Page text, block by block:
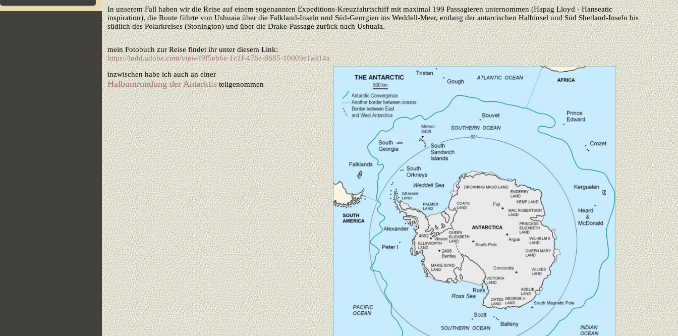
In unserem Fall haben wir die Reise auf einem sogenannten Expeditions-Kreuzfahrtschiff mit maximal 199 Passagieren unternommen (Hapag Lloyd - Hanseatic
inspiration), die Route führte von Ushuaia über die Falkland-Inseln und Süd-Georgien ins Weddell-Meer, entlang der antarcischen Halbinsel und Süd Shetland-Inseln bis
südlich des Polarkreises (Stonington) und über die Drake-Passage zurück nach Ushuaia.
mein Fotobuch zur Reise findet ihr unter diesem Link:
https://indd.adobe.com/view/f9f5eb6e-1c1f-476e-8685-10009e1ad14a
inzwischen habe ich auch an einer
Halbumrundung der Antarktisteilgenommen